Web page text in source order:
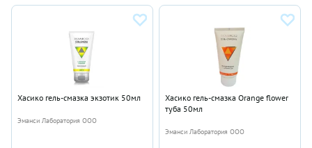
Хасико гель-смазка экзотик 50мл
Эманси Лаборатория ООО
Хасико гель-смазка Orange flower
туба 50мл
Эманси Лаборатория ООО